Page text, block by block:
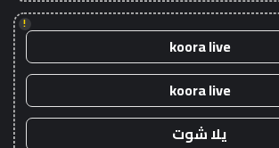
!
koora live
koora live
يلا شوت